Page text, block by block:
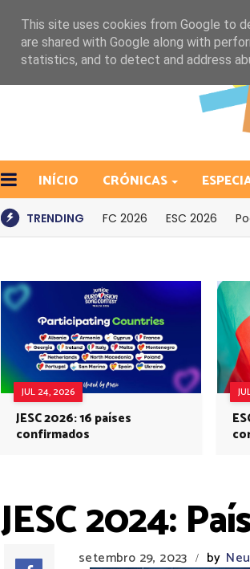
INÍCIO CRÓNICAS
TRENDING FC 2026 ESC 2026
JUL 24, 2026
JESC 2026: 16 países
confirmados
JESC 2024:
setembro 29, 2023 / by
This site uses cookies from Google to
are shared with Google along with
statistics, and to detect and address